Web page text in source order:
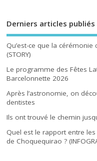
Derniers articles publiés
Qu’est-ce que la cérémonie
(STORY)
Le programme des Fêtes
Barcelonnette 2026
Après l’astronomie, on
dentistes
Ils ont trouvé le chemin
Quel est le rapport entre
de Choquequirao ?